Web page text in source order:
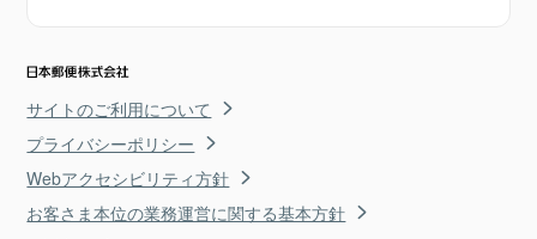
サイトのご利用について
プライバシーポリシー
Webアクセシビリティ方針
お客さま本位の業務運営に関する基本方針